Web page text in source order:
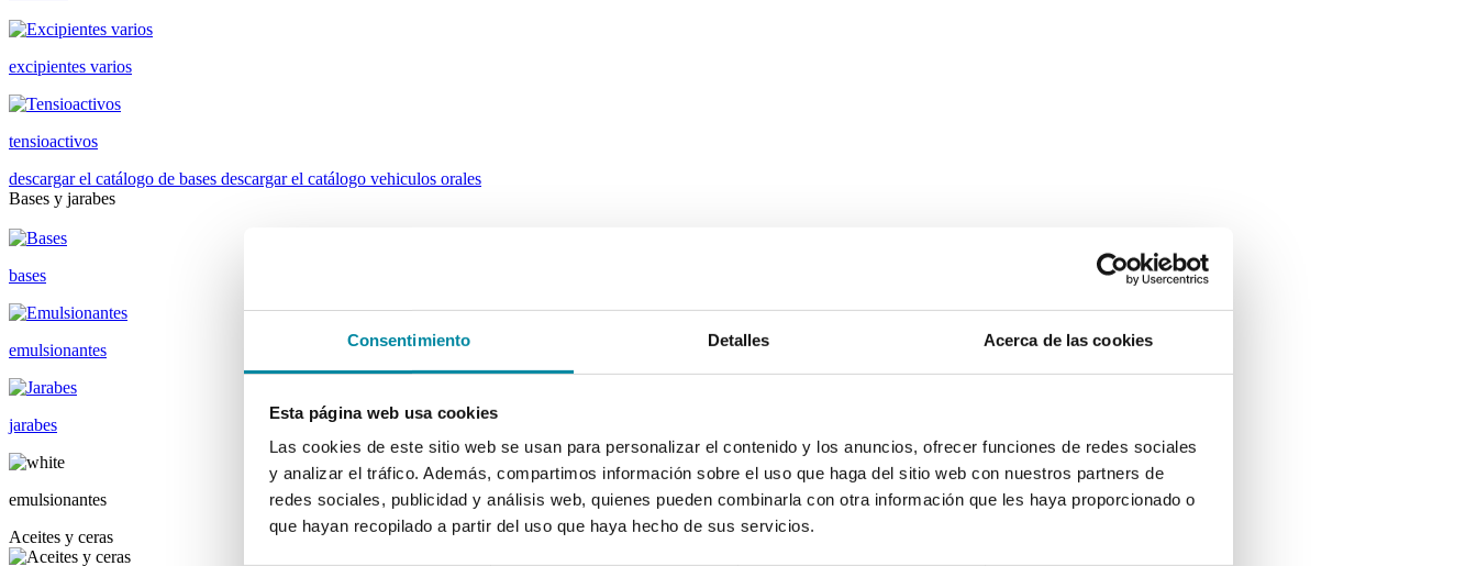
Consentimiento Detalles Acerca de las cookies
Esta página web usa cookies
Las cookies de este sitio web se usan para personalizar el contenido y los anuncios, ofrecer funciones de redes sociales
y analizar el tráfico. Además, compartimos información sobre el uso que haga del sitio web con nuestros partners de
redes sociales, publicidad y análisis web, quienes pueden combinarla con otra información que les haya proporcionado o
que hayan recopilado a partir del uso que haya hecho de sus servicios.
excipientes varios
tensioactivos
descargar el catálogo de bases descargar el catálogo vehiculos orales
Bases y jarabes
bases
emulsionantes
jarabes
emulsionantes
Aceites y ceras